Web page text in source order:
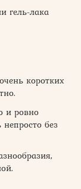
гель-лака
коротких
и ровно
без